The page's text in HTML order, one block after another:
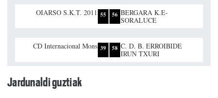
OIARSO S.K.T. 2011 55 56 BERGARA K.E-
SORALUCE
CD Internacional Mons 39 58 C. D. B. ERROIBIDE
IRUN TXURI
Jardunaldi guztiak